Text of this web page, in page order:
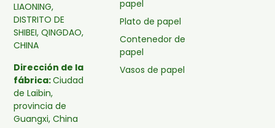
LIAONING,
DISTRITO DE
SHIBEI, QINGDAO,
CHINA
Dirección de la
fábrica:Ciudad
de Laibin,
provincia de
Guangxi, China
papel
Plato de papel
Contenedor de
papel
Vasos de papel